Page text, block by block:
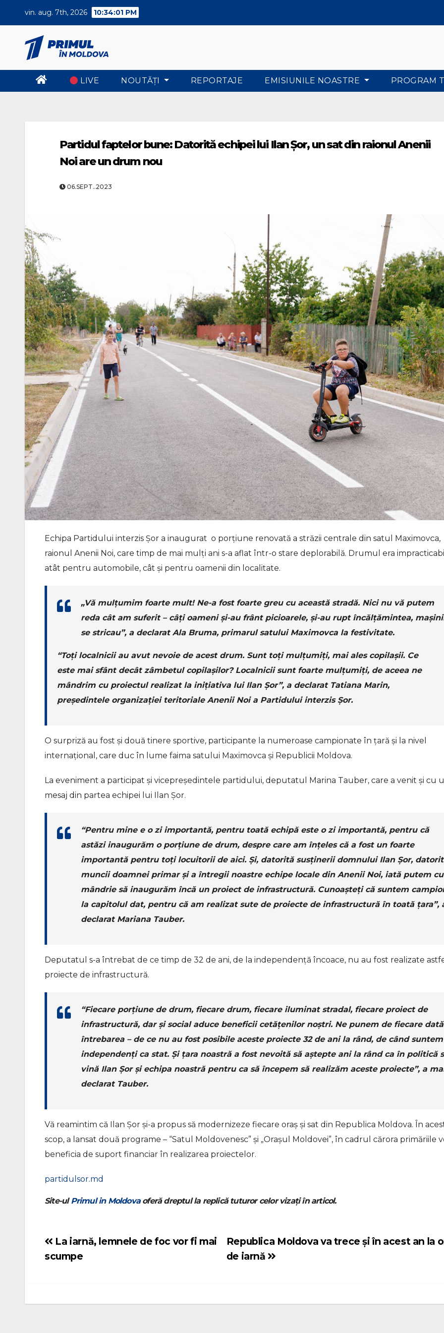
vin. aug. 7th, 2026 10:34:02 PM
LIVE NOUTĂŢI REPORTAJE EMISIUNILE NOASTRE PROGRAM
Partidul faptelor bune: Datorită echipei lui Ilan Șor, un sat din raionul Anenii
Noi are un drum nou
06.SEPT..2023
Echipa Partidului interzis Șor a inaugurat o porțiune renovată a străzii centrale din satul Maximovca,
raionul Anenii Noi, care timp de mai mulți ani s-a aflat într-o stare deplorabilă. Drumul era impracticabil
atât pentru automobile, cât și pentru oamenii din localitate.
„Vă mulțumim foarte mult! Ne-a fost foarte greu cu această stradă. Nici nu vă putem
reda cât am suferit – câți oameni și-au frânt picioarele, și-au rupt încălțămintea,
se stricau”, a declarat Ala Bruma, primarul satului Maximovca la festivitate.
“Toți localnicii au avut nevoie de acest drum. Sunt toți mulțumiți, mai ales copilașii. Ce
este mai sfânt decât zâmbetul copilașilor? Localnicii sunt foarte mulțumiți, de aceea ne
mândrim cu proiectul realizat la inițiativa lui Ilan Șor”, a declarat Tatiana Marin,
președintele organizației teritoriale Anenii Noi a Partidului interzis Șor.
O surpriză au fost și două tinere sportive, participante la numeroase campionate în țară și la nivel
internațional, care duc în lume faima satului Maximovca și Republicii Moldova.
La eveniment a participat și vicepreședintele partidului, deputatul Marina Tauber, care a venit și cu
mesaj din partea echipei lui Ilan Șor.
“Pentru mine e o zi importantă, pentru toată echipă este o zi importantă, pentru că
astăzi inaugurăm o porțiune de drum, despre care am înțeles că a fost un foarte
importantă pentru toți locuitorii de aici. Și, datorită susținerii domnului Ilan Șor,
muncii doamnei primar și a întregii noastre echipe locale din Anenii Noi, iată putem cu
mândrie să inaugurăm încă un proiect de infrastructură. Cunoașteți că suntem
la capitolul dat, pentru că am realizat sute de proiecte de infrastructură în toată țara”,
declarat Mariana Tauber.
Deputatul s-a întrebat de ce timp de 32 de ani, de la independență încoace, nu au fost realizate
proiecte de infrastructură.
“Fiecare porțiune de drum, fiecare drum, fiecare iluminat stradal, fiecare proiect de
infrastructură, dar și social aduce beneficii cetățenilor noștri. Ne punem de fiecare dată
întrebarea – de ce nu au fost posibile aceste proiecte 32 de ani la rând, de când suntem
independenți ca stat. Și țara noastră a fost nevoită să aștepte ani la rând ca în politică
vină Ilan Șor și echipa noastră pentru ca să începem să realizăm aceste proiecte”, a
declarat Tauber.
Vă reamintim că Ilan Șor și-a propus să modernizeze fiecare oraș și sat din Republica Moldova. În
scop, a lansat două programe – “Satul Moldovenesc” și „Orașul Moldovei”, în cadrul cărora primăriile
beneficia de suport financiar în realizarea proiectelor.
partidulsor.md
Site-ulPrimul in Moldovaoferă dreptul la replică tuturor celor vizați în articol.
Navigare
în
Republica Moldova va trece și în acest an la
de iarnă
La iarnă, lemnele de foc vor fi mai
scumpe